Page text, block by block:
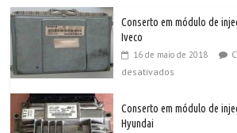
Conserto em módulo de
Iveco
16 de maio de 2018
desativados
Conserto em módulo de
Hyundai